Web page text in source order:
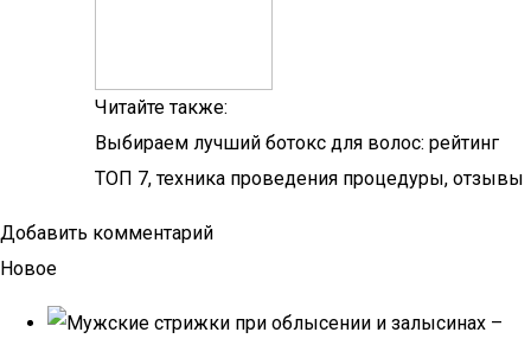
Читайте также:
Выбираем лучший ботокс для волос: рейтинг
ТОП 7, техника проведения процедуры, отзывы
Добавить комментарий
Новое